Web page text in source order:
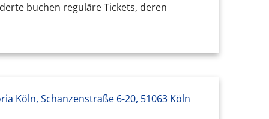
buchen reguläre Tickets, deren
Köln, Schanzenstraße 6-20, 51063 Köln